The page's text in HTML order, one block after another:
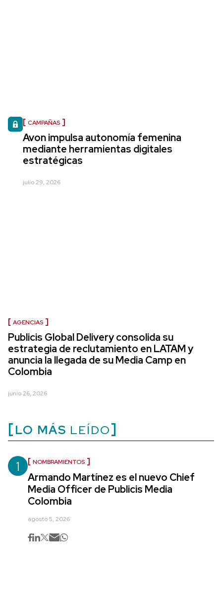
CAMPAÑAS
Avon impulsa autonomía femenina
mediante herramientas digitales
estratégicas
julio 29, 2026
AGENCIAS
Publicis Global Delivery consolida su
estrategia de reclutamiento en LATAM y
anuncia la llegada de su Media Camp en
Colombia
junio 26, 2026
LO MÁS LEÍDO
1 NOMBRAMIENTOS
Armando Martínez es el nuevo Chief
Media Officer de Publicis Media
Colombia
agosto 5, 2026